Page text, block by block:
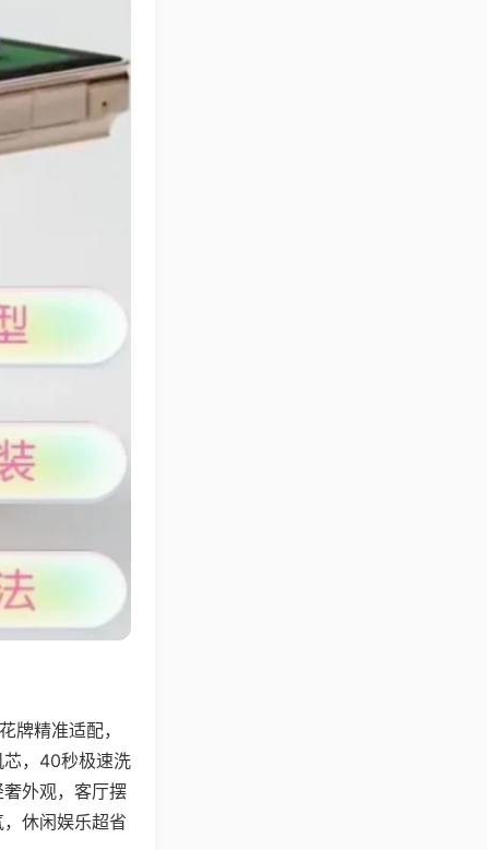
牌精准适配，
，40秒极速洗
外观，客厅摆
休闲娱乐超省